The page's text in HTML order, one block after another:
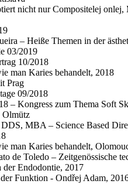
nicht nur Compositelej
– Heiße Themen in der
03/2019
10/2018
man Karies behandelt, 2018
Prag
09/2018
– Kongress zum Thema Soft
Olmütz
MBA – Science Based
man Karies behandelt,
de Toledo – Zeitgenössische
der Endodontie, 2017
Funktion - Ondřej Adam,